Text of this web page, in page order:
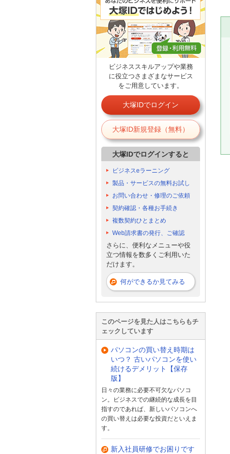
ビジネススキルアップや業務
に役立つさまざまなサービス
をご用意しています。
大塚IDでログイン
大塚ID新規登録（無料）
大塚IDでログインすると
ビジネスeラーニング
製品・サービスの無料お試し
お問い合わせ・修理のご依頼
契約確認・各種お手続き
複数契約ひとまとめ
Web請求書の発行、ご確認
さらに、便利なメニューや役
立つ情報を数多くご利用いた
だけます。
何ができるか見てみる
このページを見た人はこちらもチ
ェックしています
パソコンの買い替え時期は
いつ？ 古いパソコンを使い
続けるデメリット【保存
版】
日々の業務に必要不可欠なパソコ
ン。ビジネスでの継続的な成長を目
指すのであれば、新しいパソコンへ
の買い替えは必要な投資だといえま
す。
新入社員研修でお困りです